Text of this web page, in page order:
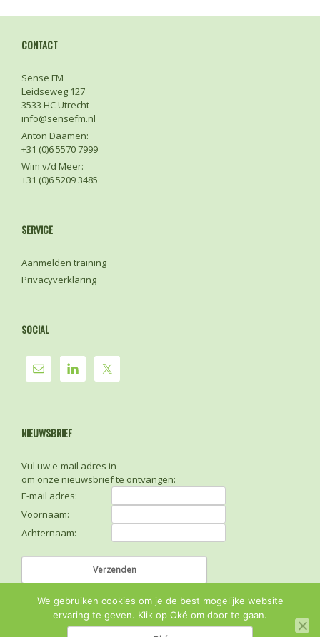
CONTACT
Sense FM
Leidseweg 127
3533 HC Utrecht
info@sensefm.nl
Anton Daamen:
+31 (0)6 5570 7999
Wim v/d Meer:
+31 (0)6 5209 3485
SERVICE
Aanmelden training
Privacyverklaring
SOCIAL
NIEUWSBRIEF
Vul uw e-mail adres in
om onze nieuwsbrief te ontvangen:
E-mail adres:
Voornaam:
Achternaam:
We gebruiken cookies om je de best mogelijke website
ervaring te geven. Klik op Oké om door te gaan.